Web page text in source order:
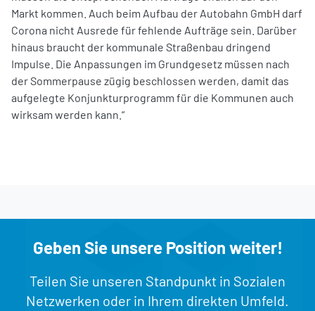
Markt kommen. Auch beim Aufbau der Autobahn GmbH darf
Corona nicht Ausrede für fehlende Aufträge sein. Darüber
hinaus braucht der kommunale Straßenbau dringend
Impulse. Die Anpassungen im Grundgesetz müssen nach
der Sommerpause zügig beschlossen werden, damit das
aufgelegte Konjunkturprogramm für die Kommunen auch
wirksam werden kann.“
Geben Sie unsere Position weiter!
Teilen Sie unseren Standpunkt in Sozialen
Netzwerken oder in Ihrem direkten Umfeld.